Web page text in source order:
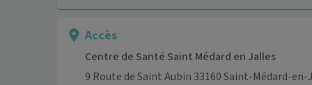
Accès
Centre de Santé Saint Médard en Jalles
9 Route de Saint Aubin 33160 Saint-Médard-en-